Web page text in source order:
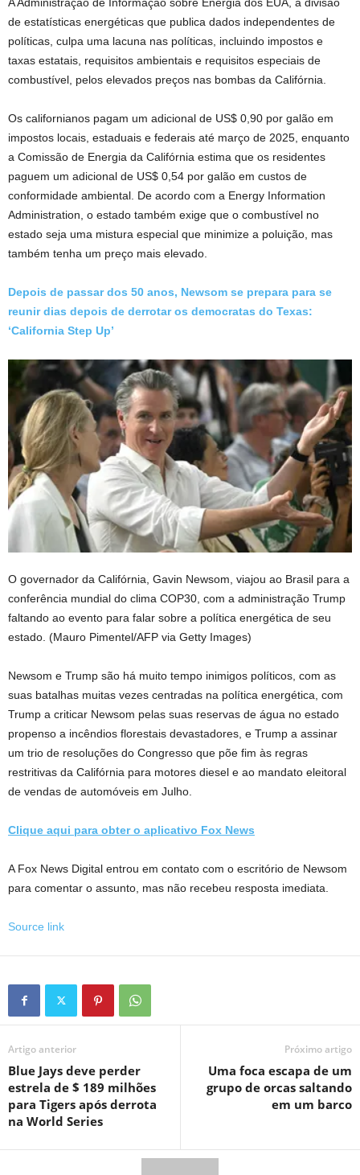
de estatísticas energéticas que publica dados independentes de
políticas, culpa uma lacuna nas políticas, incluindo impostos e
taxas estatais, requisitos ambientais e requisitos especiais de
combustível, pelos elevados preços nas bombas da Califórnia.
Os californianos pagam um adicional de US$ 0,90 por galão em
impostos locais, estaduais e federais até março de 2025, enquanto
a Comissão de Energia da Califórnia estima que os residentes
paguem um adicional de US$ 0,54 por galão em custos de
conformidade ambiental. De acordo com a Energy Information
Administration, o estado também exige que o combustível no
estado seja uma mistura especial que minimize a poluição, mas
também tenha um preço mais elevado.
Depois de passar dos 50 anos, Newsom se prepara para se
reunir dias depois de derrotar os democratas do Texas:
‘California Step Up’
O governador da Califórnia, Gavin Newsom, viajou ao Brasil para a
conferência mundial do clima COP30, com a administração Trump
faltando ao evento para falar sobre a política energética de seu
estado. (Mauro Pimentel/AFP via Getty Images)
Newsom e Trump são há muito tempo inimigos políticos, com as
suas batalhas muitas vezes centradas na política energética, com
Trump a criticar Newsom pelas suas reservas de água no estado
propenso a incêndios florestais devastadores, e Trump a assinar
um trio de resoluções do Congresso que põe fim às regras
restritivas da Califórnia para motores diesel e ao mandato eleitoral
de vendas de automóveis em Julho.
Clique aqui para obter o aplicativo Fox News
A Fox News Digital entrou em contato com o escritório de Newsom
para comentar o assunto, mas não recebeu resposta imediata.
Source link
Artigo anterior
Blue Jays deve perder
estrela de $ 189 milhões
para Tigers após derrota
na World Series
Próximo artigo
Uma foca escapa de um
grupo de orcas saltando
em um barco